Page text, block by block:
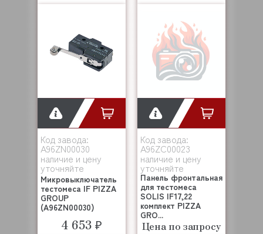
Код завода:
A96ZN00030
наличие и цену
уточняйте
Микровыключатель
тестомеса IF PIZZA
GROUP
(A96ZN00030)
4 653 ₽
Код завода:
A96ZC00023
наличие и цену
уточняйте
Панель фронтальная
для тестомеса
SOLIS IF17,22
комплект PIZZA
GRO...
Цена по запросу